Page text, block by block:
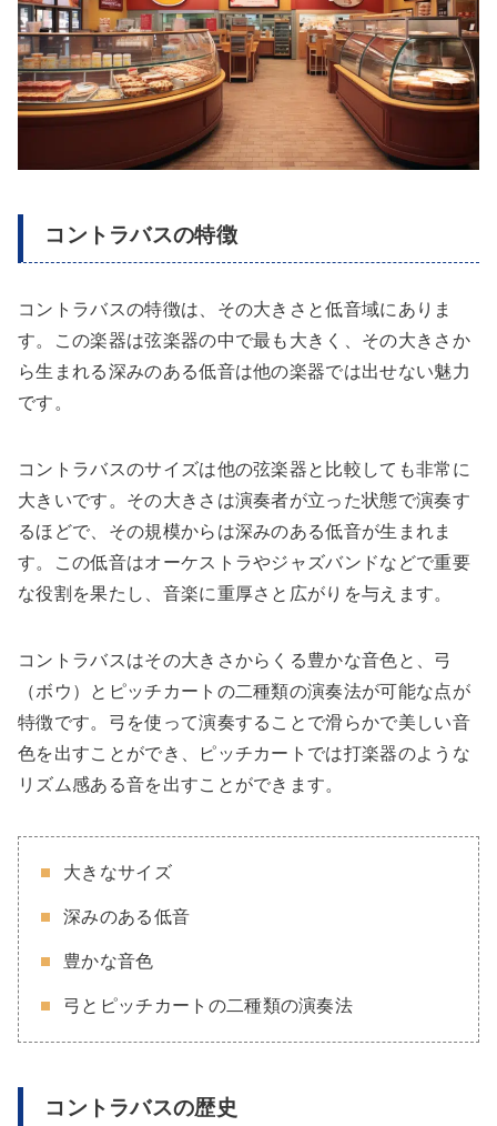
コントラバスの特徴
コントラバスの特徴は、その大きさと低音域にありま
す。この楽器は弦楽器の中で最も大きく、その大きさか
ら生まれる深みのある低音は他の楽器では出せない魅力
です。
コントラバスのサイズは他の弦楽器と比較しても非常に
大きいです。その大きさは演奏者が立った状態で演奏す
るほどで、その規模からは深みのある低音が生まれま
す。この低音はオーケストラやジャズバンドなどで重要
な役割を果たし、音楽に重厚さと広がりを与えます。
コントラバスはその大きさからくる豊かな音色と、弓
（ボウ）とピッチカートの二種類の演奏法が可能な点が
特徴です。弓を使って演奏することで滑らかで美しい音
色を出すことができ、ピッチカートでは打楽器のような
リズム感ある音を出すことができます。
大きなサイズ
深みのある低音
豊かな音色
弓とピッチカートの二種類の演奏法
コントラバスの歴史